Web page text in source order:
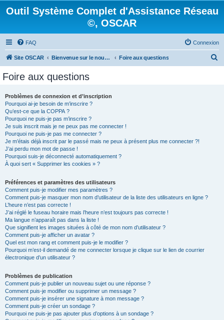
Outil Système Complet d'Assistance Réseau
©, OSCAR
FAQ Connexion
Site OSCAR Bienvenue sur le nouveau forum OSCAR Foire aux questions
Foire aux questions
Problèmes de connexion et d’inscription
Pourquoi ai-je besoin de m’inscrire ?
Qu’est-ce que la COPPA ?
Pourquoi ne puis-je pas m’inscrire ?
Je suis inscrit mais je ne peux pas me connecter !
Pourquoi ne puis-je pas me connecter ?
Je m’étais déjà inscrit par le passé mais ne peux à présent plus me connecter ?!
J’ai perdu mon mot de passe !
Pourquoi suis-je déconnecté automatiquement ?
À quoi sert « Supprimer les cookies » ?
Préférences et paramètres des utilisateurs
Comment puis-je modifier mes paramètres ?
Comment puis-je masquer mon nom d’utilisateur de la liste des utilisateurs en ligne ?
L’heure n’est pas correcte !
J’ai réglé le fuseau horaire mais l’heure n’est toujours pas correcte !
Ma langue n’apparaît pas dans la liste !
Que signifient les images situées à côté de mon nom d’utilisateur ?
Comment puis-je afficher un avatar ?
Quel est mon rang et comment puis-je le modifier ?
Pourquoi m’est-il demandé de me connecter lorsque je clique sur le lien de courrier
électronique d’un utilisateur ?
Problèmes de publication
Comment puis-je publier un nouveau sujet ou une réponse ?
Comment puis-je modifier ou supprimer un message ?
Comment puis-je insérer une signature à mon message ?
Comment puis-je créer un sondage ?
Pourquoi ne puis-je pas ajouter plus d’options à un sondage ?